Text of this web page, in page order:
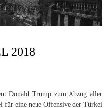
2018
Donald Trump zum Abzug aller
für eine neue Offensive der Türkei